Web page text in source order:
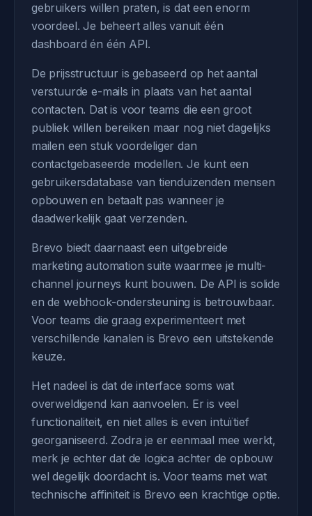
gebruikers willen praten, is dat een enorm
voordeel. Je beheert alles vanuit één
dashboard én één API.
De prijsstructuur is gebaseerd op het aantal
verstuurde e-mails in plaats van het aantal
contacten. Dat is voor teams die een groot
publiek willen bereiken maar nog niet dagelijks
mailen een stuk voordeliger dan
contactgebaseerde modellen. Je kunt een
gebruikersdatabase van tienduizenden mensen
opbouwen en betaalt pas wanneer je
daadwerkelijk gaat verzenden.
Brevo biedt daarnaast een uitgebreide
marketing automation suite waarmee je multi-
channel journeys kunt bouwen. De API is solide
en de webhook-ondersteuning is betrouwbaar.
Voor teams die graag experimenteert met
verschillende kanalen is Brevo een uitstekende
keuze.
Het nadeel is dat de interface soms wat
overweldigend kan aanvoelen. Er is veel
functionaliteit, en niet alles is even intuïtief
georganiseerd. Zodra je er eenmaal mee werkt,
merk je echter dat de logica achter de opbouw
wel degelijk doordacht is. Voor teams met wat
technische affiniteit is Brevo een krachtige optie.